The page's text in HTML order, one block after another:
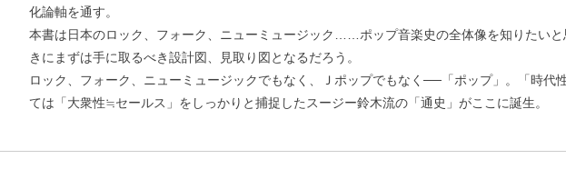
化論軸を通す。
本書は日本のロック、フォーク、ニューミュージック……ポップ音楽史の全体像を知りたいと
きにまずは手に取るべき設計図、見取り図となるだろう。
ロック、フォーク、ニューミュージックでもなく、Ｊポップでもなく──「ポップ」。「時代
ては「大衆性≒セールス」をしっかりと捕捉したスージー鈴木流の「通史」がここに誕生。